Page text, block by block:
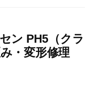
ン PH5（クラ
・変形修理